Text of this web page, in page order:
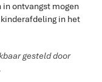
ontvangst mogen
in het
gesteld door